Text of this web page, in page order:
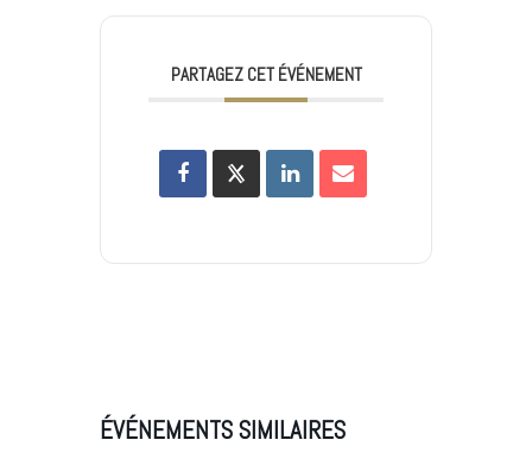
PARTAGEZ CET ÉVÉNEMENT
ÉVÉNEMENTS SIMILAIRES